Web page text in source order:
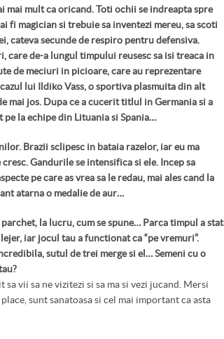
mai mult ca oricand. Toti ochii se indreapta spre
fi magician si trebuie sa inventezi mereu, sa scoti
cateva secunde de respiro pentru defensiva.
care de-a lungul timpului reusesc sa isi treaca in
de meciuri in picioare, care au reprezentare
lui Ildiko Vass, o sportiva plasmuita din alt
mai jos. Dupa ce a cucerit titlul in Germania si a
la echipe din Lituania si Spania…
Brazii sclipesc in bataia razelor, iar eu ma
Gandurile se intensifica si ele. Incep sa
pe care as vrea sa le redau, mai ales cand la
atarna o medalie de aur…
la lucru, cum se spune… Parca timpul a stat
iar jocul tau a functionat ca “pe vremuri”.
sutul de trei merge si el… Semeni cu o
vii sa ne vizitezi si sa ma si vezi jucand. Mersi
sunt sanatoasa si cel mai important ca asta